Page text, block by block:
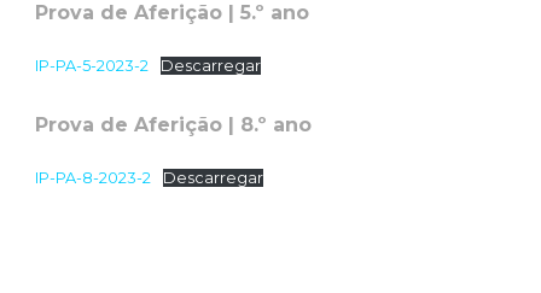
Prova de Aferição | 5.º ano
IP-PA-5-2023-2 Descarregar
Prova de Aferição | 8.º ano
IP-PA-8-2023-2 Descarregar